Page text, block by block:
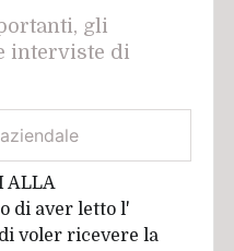
gli
interviste di
ALLA
di aver letto l'
voler ricevere la